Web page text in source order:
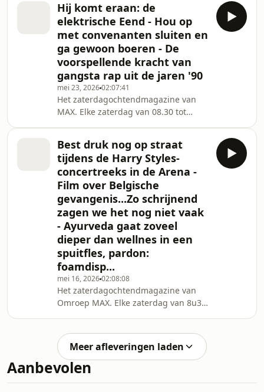
Hij komt eraan: de
elektrische Eend - Hou op
met convenanten sluiten en
ga gewoon boeren - De
voorspellende kracht van
gangsta rap uit de jaren '90
mei 23, 202602:07:41
Het zaterdagochtendmagazine van
MAX. Elke zaterdag van 08.30 tot
Best druk nog op straat
tijdens de Harry Styles-
concertreeks in de Arena -
Film over Belgische
gevangenis...Zo schrijnend
zagen we het nog niet vaak
- Ayurveda gaat zoveel
dieper dan wellnes in een
spuitfles, pardon:
foamdisp...
mei 16, 202602:08:08
Het zaterdagochtendmagazine van
Omroep MAX. Elke zaterdag van 8u30
Meer afleveringen laden
Aanbevolen